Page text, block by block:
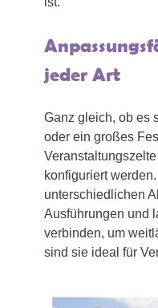
jeder Art
Ganz gleich, ob es
oder ein großes
konfiguriert
unterschiedlichen
Ausführungen und
verbinden, um
sind sie ideal für